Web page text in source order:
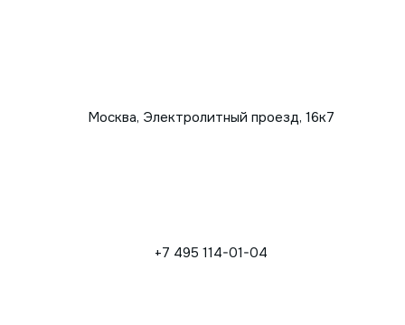
Москва, Электролитный проезд, 16к7
+7 495 114-01-04